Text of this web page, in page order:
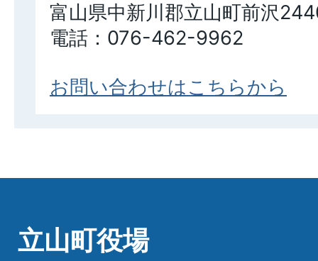
富山県中新川郡立山町前沢
電話：076-462-9962
お問い合わせはこちらから
立山町役場